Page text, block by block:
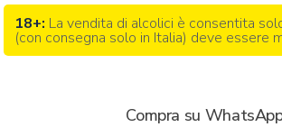
18+: La vendita di alcolici è consentita
(con consegna solo in Italia) deve essere
Compra su